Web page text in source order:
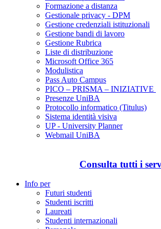
Formazione a distanza
Gestionale privacy - DPM
Gestione credenziali istituzionali
Gestione bandi di lavoro
Gestione Rubrica
Liste di distribuzione
Microsoft Office 365
Modulistica
Pass Auto Campus
PICO – PRISMA – INIZIATIVE
Presenze UniBA
Protocollo informatico (Titulus)
Sistema identità visiva
UP - University Planner
Webmail UniBA
Consulta tutti i
Info per
Futuri studenti
Studenti iscritti
Laureati
Studenti internazionali